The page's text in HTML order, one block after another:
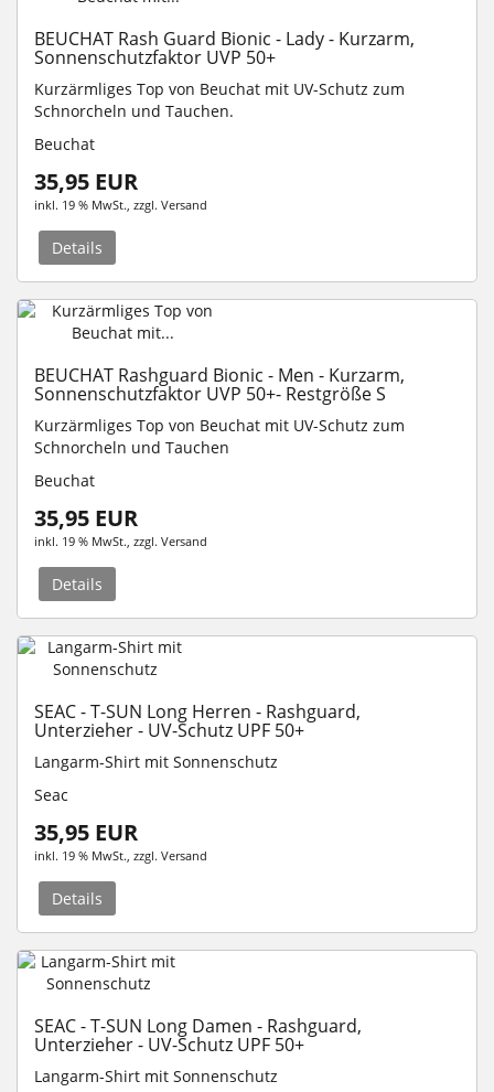
BEUCHAT Rash Guard Bionic - Lady - Kurzarm,
Sonnenschutzfaktor UVP 50+
Kurzärmliges Top von Beuchat mit UV-Schutz zum
Schnorcheln und Tauchen.
Beuchat
35,95 EUR
inkl. 19 % MwSt. , zzgl. Versand
Details
BEUCHAT Rashguard Bionic - Men - Kurzarm,
Sonnenschutzfaktor UVP 50+- Restgröße S
Kurzärmliges Top von Beuchat mit UV-Schutz zum
Schnorcheln und Tauchen
Beuchat
35,95 EUR
inkl. 19 % MwSt. , zzgl. Versand
Details
SEAC - T-SUN Long Herren - Rashguard,
Unterzieher - UV-Schutz UPF 50+
Langarm-Shirt mit Sonnenschutz
Seac
35,95 EUR
inkl. 19 % MwSt. , zzgl. Versand
Details
SEAC - T-SUN Long Damen - Rashguard,
Unterzieher - UV-Schutz UPF 50+
Langarm-Shirt mit Sonnenschutz